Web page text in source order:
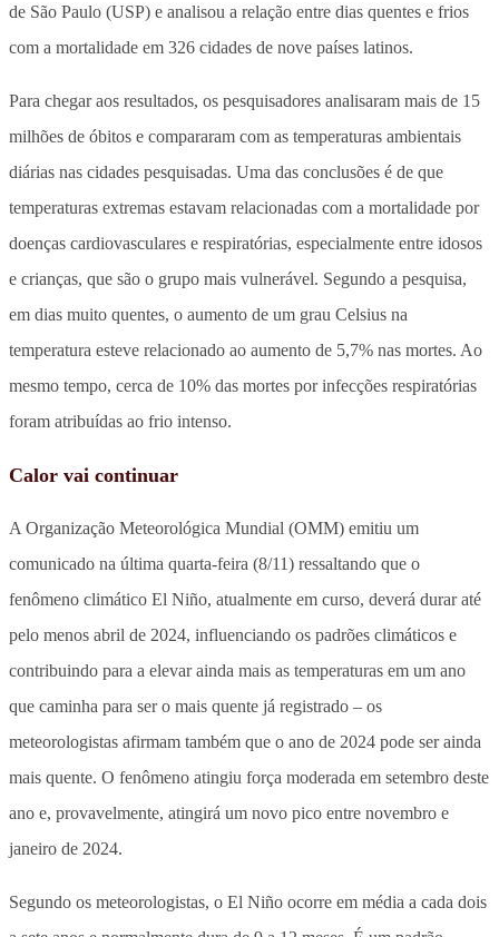
de São Paulo (USP) e analisou a relação entre dias quentes e frios
com a mortalidade em 326 cidades de nove países latinos.
Para chegar aos resultados, os pesquisadores analisaram mais de 15
milhões de óbitos e compararam com as temperaturas ambientais
diárias nas cidades pesquisadas. Uma das conclusões é de que
temperaturas extremas estavam relacionadas com a mortalidade por
doenças cardiovasculares e respiratórias, especialmente entre idosos
e crianças, que são o grupo mais vulnerável. Segundo a pesquisa,
em dias muito quentes, o aumento de um grau Celsius na
temperatura esteve relacionado ao aumento de 5,7% nas mortes. Ao
mesmo tempo, cerca de 10% das mortes por infecções respiratórias
foram atribuídas ao frio intenso.
Calor vai continuar
A Organização Meteorológica Mundial (OMM) emitiu um
comunicado na última quarta-feira (8/11) ressaltando que o
fenômeno climático El Niño, atualmente em curso, deverá durar até
pelo menos abril de 2024, influenciando os padrões climáticos e
contribuindo para a elevar ainda mais as temperaturas em um ano
que caminha para ser o mais quente já registrado – os
meteorologistas afirmam também que o ano de 2024 pode ser ainda
mais quente. O fenômeno atingiu força moderada em setembro deste
ano e, provavelmente, atingirá um novo pico entre novembro e
janeiro de 2024.
Segundo os meteorologistas, o El Niño ocorre em média a cada dois